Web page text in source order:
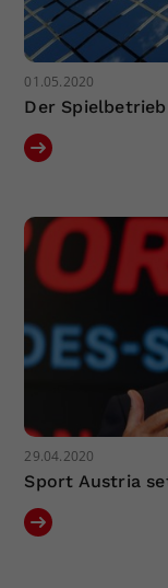
01.05.2020
Der
29.04.2020
Sport Austria